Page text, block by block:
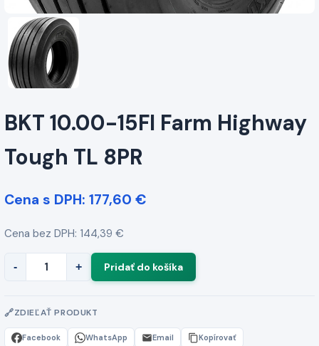
BKT 10.00-15FI Farm Highway
Tough TL 8PR
Cena s DPH: 177,60 €
Cena bez DPH: 144,39 €
- +
ZDIEĽAŤ PRODUKT
Facebook WhatsApp Email Kopírovať